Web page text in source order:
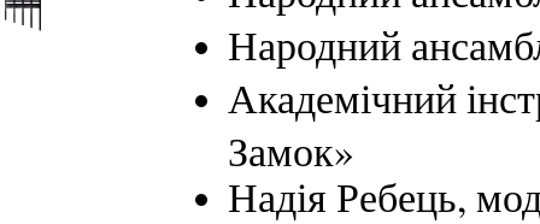
Народний
Академічний
Замок»
Надія Ребець,